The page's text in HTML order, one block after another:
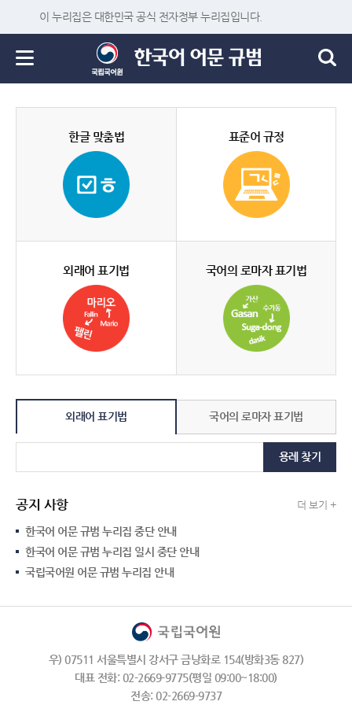
이 누리집은 대한민국 공식 전자정부 누리집입니다.
한글 맞춤법 표준어 규정
외래어 표기법 국어의 로마자 표기법
외래어 표기법 국어의 로마자 표기법
용례 찾기
공지 사항 더 보기 +
한국어 어문 규범 누리집 중단 안내
한국어 어문 규범 누리집 일시 중단 안내
국립국어원 어문 규범 누리집 안내
우) 07511 서울특별시 강서구 금낭화로 154(방화3동 827)
대표 전화: 02-2669-9775(평일 09:00~18:00)
전송: 02-2669-9737